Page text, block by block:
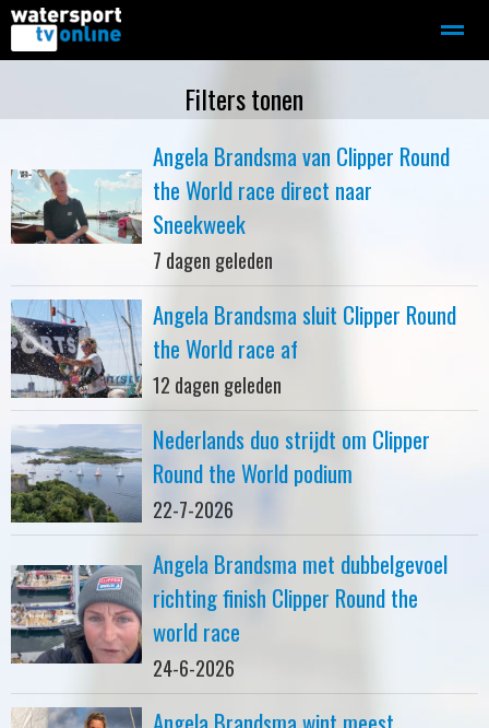
Motorboot-sloep Adverteren
Home
Filters tonen
Angela Brandsma van Clipper Round
the World race direct naar
Sneekweek
7 dagen geleden
Angela Brandsma sluit Clipper Round
the World race af
12 dagen geleden
Nederlands duo strijdt om Clipper
Round the World podium
22-7-2026
Angela Brandsma met dubbelgevoel
richting finish Clipper Round the
world race
24-6-2026